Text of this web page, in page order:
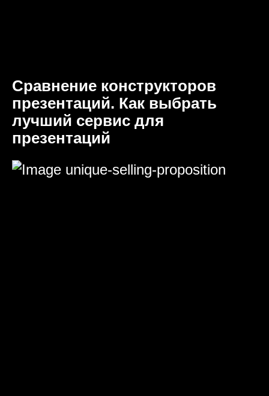
Сравнение конструкторов
презентаций. Как выбрать
лучший сервис для
презентаций